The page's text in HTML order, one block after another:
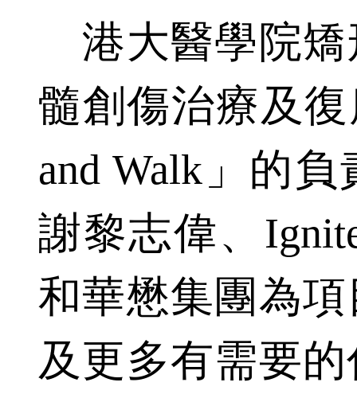
港大醫學院矯
髓創傷治療及
and Walk」的
謝黎志偉、
和華懋集團為
及更多有需要